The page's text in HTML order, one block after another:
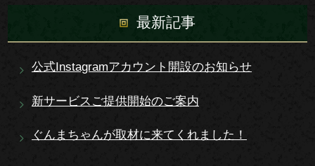
最新記事
公式Instagramアカウント開設のお知らせ
新サービスご提供開始のご案内
ぐんまちゃんが取材に来てくれました！